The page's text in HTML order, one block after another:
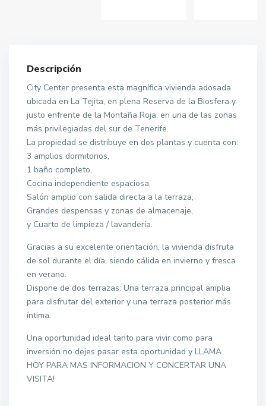
Descripción
City Center presenta esta magnífica vivienda adosada
ubicada en La Tejita, en plena Reserva de la Biosfera y
justo enfrente de la Montaña Roja, en una de las zonas
más privilegiadas del sur de Tenerife.
La propiedad se distribuye en dos plantas y cuenta con:
3 amplios dormitorios,
1 baño completo,
Cocina independiente espaciosa,
Salón amplio con salida directa a la terraza,
Grandes despensas y zonas de almacenaje,
y Cuarto de limpieza / lavandería.
Gracias a su excelente orientación, la vivienda disfruta
de sol durante el día, siendo cálida en invierno y fresca
en verano.
Dispone de dos terrazas: Una terraza principal amplia
para disfrutar del exterior y una terraza posterior más
íntima.
Una oportunidad ideal tanto para vivir como para
inversión no dejes pasar esta oportunidad y LLAMA
HOY PARA MAS INFORMACION Y CONCERTAR UNA
VISITA!